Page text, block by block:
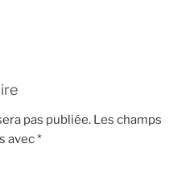
pas publiée. Les champs
avec*